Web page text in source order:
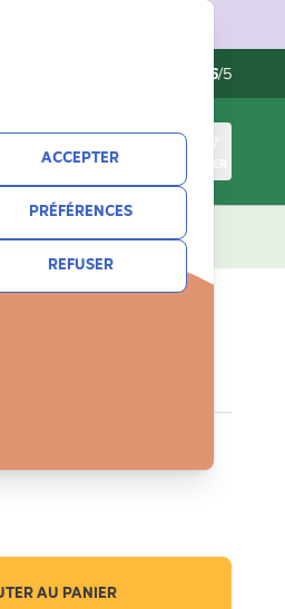
ACCEPTER
PRÉFÉRENCES
REFUSER
4.6/5
CONNEXION
OFFRES
AU PANIER